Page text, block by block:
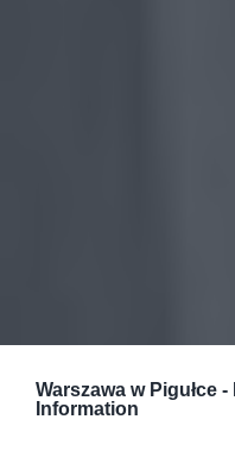
Warszawa w Pigułce -
Information